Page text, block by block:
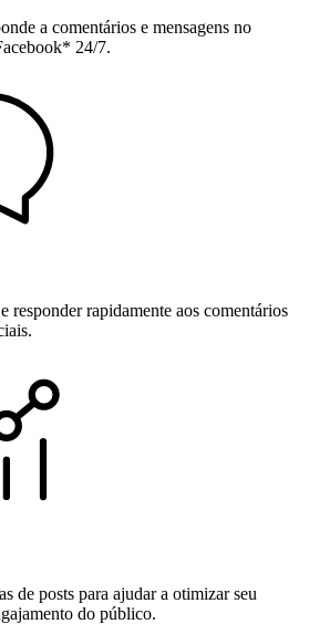
a comentários e mensagens no
24/7.
responder rapidamente aos comentários
de posts para ajudar a otimizar seu
do público.